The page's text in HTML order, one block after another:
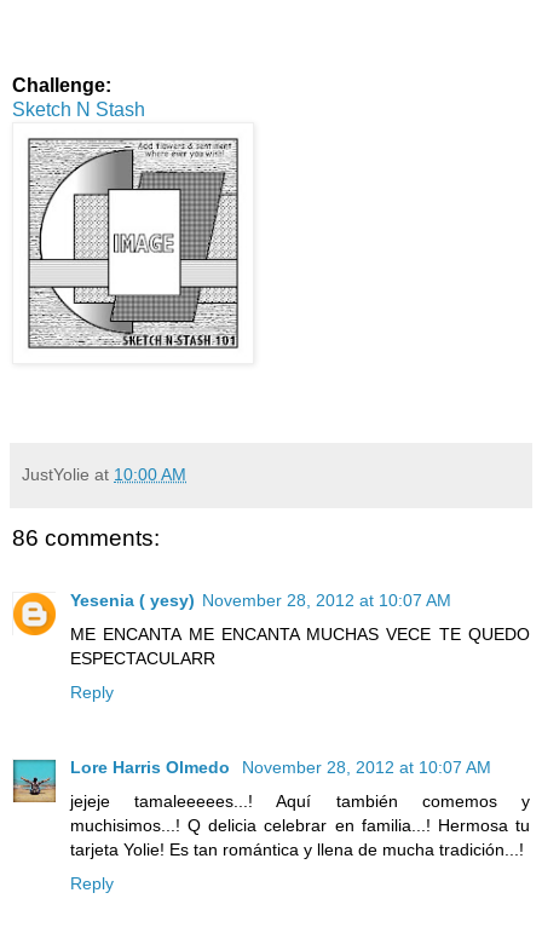
Challenge:
Sketch N Stash
JustYolie at 10:00 AM
86 comments:
Yesenia ( yesy) November 28, 2012 at 10:07 AM
ME ENCANTA ME ENCANTA MUCHAS VECE TE QUEDO
ESPECTACULARR
Reply
Lore Harris Olmedo
November 28, 2012 at 10:07 AM
jejeje tamaleeeees...! Aquí también comemos y
muchisimos...! Q delicia celebrar en familia...! Hermosa tu
tarjeta Yolie! Es tan romántica y llena de mucha tradición...!
Reply